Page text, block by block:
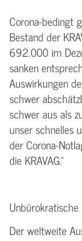
Corona-bedingt
Bestand der
692.000 im
sanken
Auswirkungen
schwer
schwer aus als
unser schnelles
der Corona-
die KRAVAG.“
Der weltweite